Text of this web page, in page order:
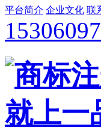
平台简介 企业文化 联